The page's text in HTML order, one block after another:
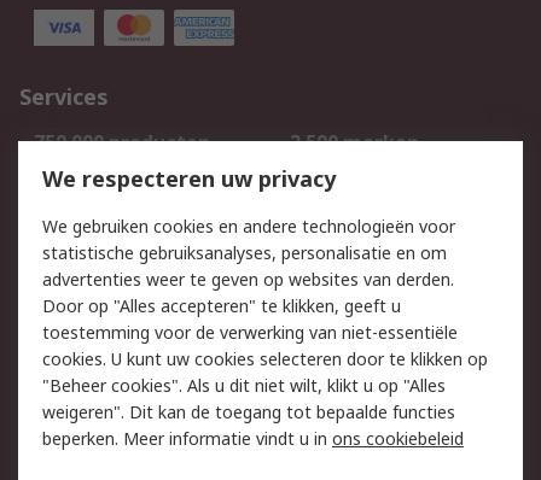
Services
750.000 producten
2.500 merken
Bestellen
Inkoopoplossingen
Track & Trace
Wettelijk
Cookiebeleid
Email veiligheid
Privacybeleid
Websitevoorwaarden
Algemene
verkoopvoorwaarden
We respecteren uw privacy
We gebruiken cookies en andere technologieën voor
statistische gebruiksanalyses, personalisatie en om
advertenties weer te geven op websites van derden.
Door op "Alles accepteren" te klikken, geeft u
toestemming voor de verwerking van niet-essentiële
cookies. U kunt uw cookies selecteren door te klikken op
"Beheer cookies". Als u dit niet wilt, klikt u op "Alles
weigeren". Dit kan de toegang tot bepaalde functies
beperken. Meer informatie vindt u in ons cookiebeleid